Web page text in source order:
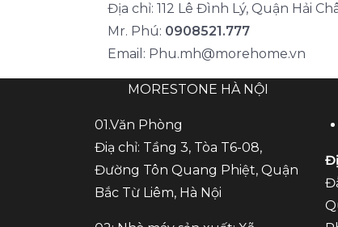
Địa chỉ: 112 Lê Đình Lý, Quận Hải
Mr. Phú: 0908521.777
Email: Phu.mh@morehome.vn
MORESTONE HÀ NỘI
01.Văn Phòng
Điạ chỉ: Tầng 3, Tòa T6-08,
Đường Tôn Quang Phiệt, Quận
Bắc Từ Liêm, Hà Nội